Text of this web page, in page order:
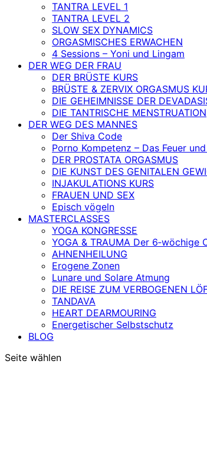
TANTRA LEVEL 1
TANTRA LEVEL 2
SLOW SEX DYNAMICS
ORGASMISCHES ERWACHEN
4 Sessions – Yoni und Lingam
DER WEG DER FRAU
DER BRÜSTE KURS
BRÜSTE & ZERVIX ORGASMUS
DIE GEHEIMNISSE DER
DIE TANTRISCHE MENSTRUATION
DER WEG DES MANNES
Der Shiva Code
Porno Kompetenz – Das Feuer
DER PROSTATA ORGASMUS
DIE KUNST DES GENITALEN
INJAKULATIONS KURS
FRAUEN UND SEX
Episch vögeln
MASTERCLASSES
YOGA KONGRESSE
YOGA & TRAUMA Der 6‑wöchige
AHNENHEILUNG
Erogene Zonen
Lunare und Solare Atmung
DIE REISE ZUM VERBOGENEN
TANDAVA
HEART DEARMOURING
Energetischer Selbstschutz
BLOG
Seite wählen